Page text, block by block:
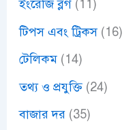
ইংরেজি ব্লগ(11)
টিপস এবং ট্রিকস(16)
টেলিকম(14)
তথ্য ও প্রযুক্তি(24)
বাজার দর(35)